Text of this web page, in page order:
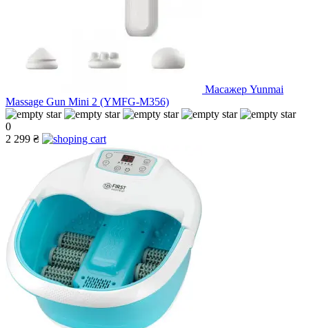
Масажер Yunmai
Massage Gun Mini 2 (YMFG-M356)
0
2 299 ₴